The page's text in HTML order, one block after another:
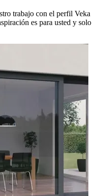
trabajo con el perfil Veka
es para usted y solo